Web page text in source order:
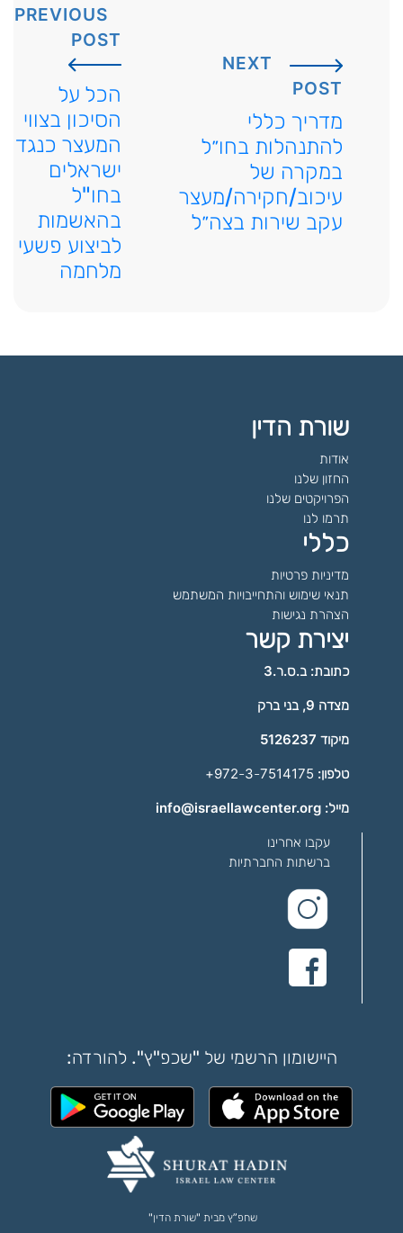
NEXT
POST
מדריך כללי
להתנהלות בחו״ל
במקרה של
עיכוב/חקירה/מעצר
עקב שירות בצה״ל
PREVIOUS
POST
הכל על
הסיכון בצווי
המעצר כנגד
ישראלים
בחו"ל
בהאשמות
לביצוע פשעי
מלחמה
שורת הדין
אודות
החזון שלנו
הפרויקטים שלנו
תרמו לנו
כללי
מדיניות פרטיות
תנאי שימוש והתחייבויות המשתמש
הצהרת נגישות
יצירת קשר
כתובת: ב.ס.ר.3
מצדה 9, בני ברק
מיקוד 5126237
טלפון:972-3-7514175+
מייל: info@israellawcenter.org
עקבו אחרינו
ברשתות החברתיות
היישומון הרשמי של "שכפ"ץ". להורדה:
שחפ”ץ מבית "שורת הדין"